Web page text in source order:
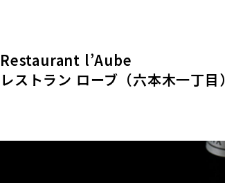
Restaurant l’Aube
レストラン ローブ（六本木一丁目）